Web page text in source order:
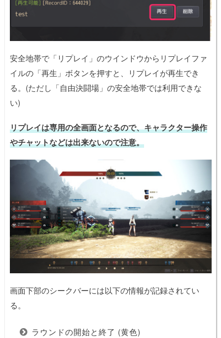
安全地帯で「リプレイ」のウインドウからリプレイファ
イルの「再生」ボタンを押すと、リプレイが再生でき
る。(ただし「自由決闘場」の安全地帯では利用できな
い)
リプレイは専用の全画面となるので、キャラクター操作
やチャットなどは出来ないので注意。
画面下部のシークバーには以下の情報が記録されてい
る。
ラウンドの開始と終了 (黄色)